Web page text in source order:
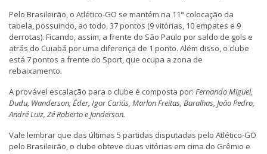
Pelo Brasileirão, o Atlético-GO se mantém na 11° colocação da
tabela, possuindo, ao todo, 37 pontos (9 vitórias, 10 empates e 9
derrotas). Ficando, assim, a frente do São Paulo por saldo de gols e
atrás do Cuiabá por uma diferença de 1 ponto. Além disso, o clube
está 7 pontos a frente do Sport, que ocupa a zona de
rebaixamento.
A provável escalação para o clube é composta por: Fernando Miguel,
Dudu, Wanderson, Éder, Igor Cariús, Marlon Freitas, Baralhas, João Pedro,
André Luiz, Zé Roberto e Janderson.
Vale lembrar que das últimas 5 partidas disputadas pelo Atlético-GO
pelo Brasileirão, o clube obteve duas vitórias em cima do Grêmio e